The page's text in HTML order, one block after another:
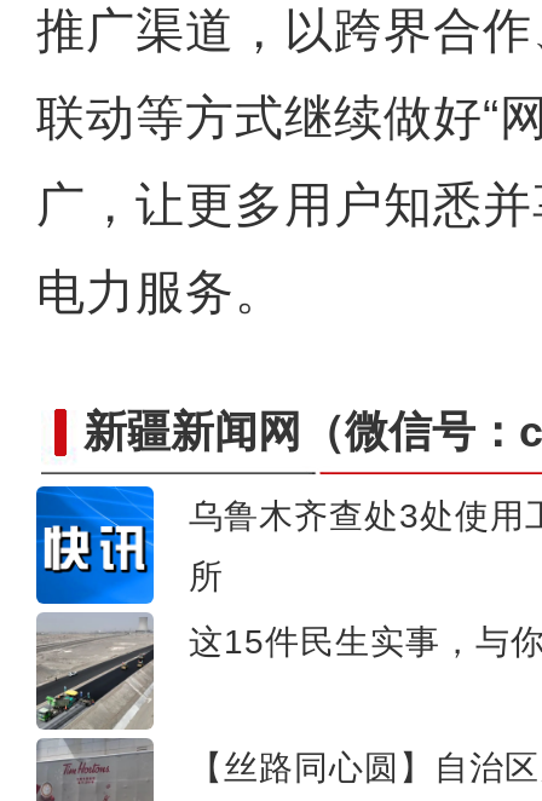
推广渠道，以跨界合
联动等方式继续做好“
广，让更多用户知悉
电力服务。
新疆新闻网 （微信号
乌鲁木齐查处3处使用
所
这15件民生实事，与
【丝路同心圆】自治
含糖量超15度！在新疆哈密